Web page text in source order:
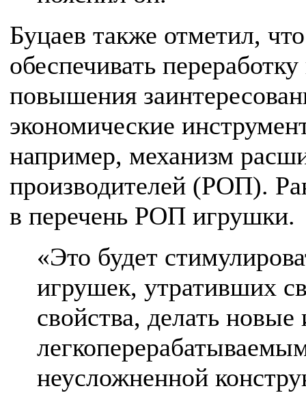
Буцаев также отметил,
обеспечивать
повышения
экономические
например, механизм
производителей (РОП).
в перечень РОП игрушки.
«Это будет
игрушек, утративших
свойства, делать
неусложненной